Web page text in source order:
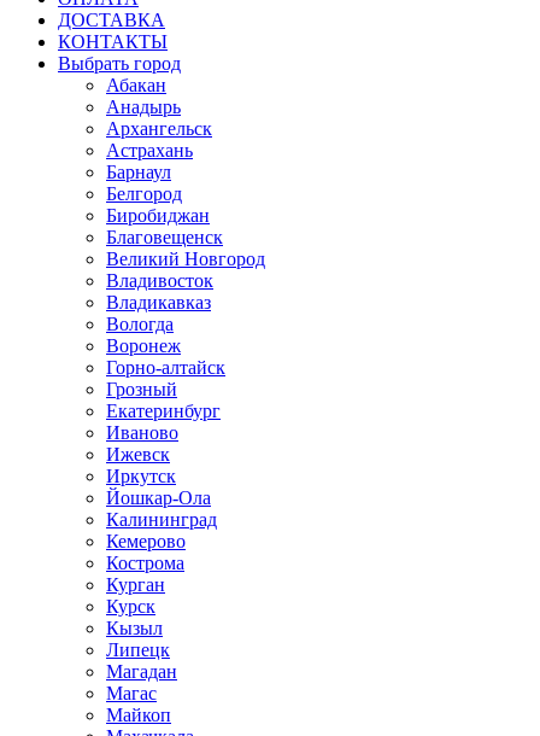
ДОСТАВКА
КОНТАКТЫ
Выбрать город
Абакан
Анадырь
Архангельск
Астрахань
Барнаул
Белгород
Биробиджан
Благовещенск
Великий Новгород
Владивосток
Владикавказ
Вологда
Воронеж
Горно-алтайск
Грозный
Екатеринбург
Иваново
Ижевск
Иркутск
Йошкар-Ола
Калининград
Кемерово
Кострома
Курган
Курск
Кызыл
Липецк
Магадан
Магас
Майкоп